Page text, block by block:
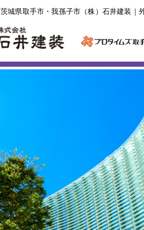
茨城県取⼿市・我孫⼦市（株）⽯井建装｜